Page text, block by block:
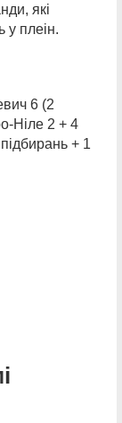
які
у плеін.
6 (2
Ніле 2 + 4
+ 1